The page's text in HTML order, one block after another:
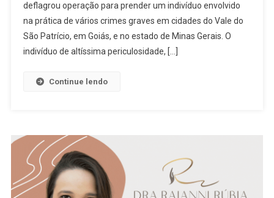
Sequestro
De
Filha
De
Ocorrido
Pela
Polícia
Civil
De
deflagrou operação para prender um indivíduo envolvido
na prática de vários crimes graves em cidades do Vale do
São Patrício, em Goiás, e no estado de Minas Gerais. O
indivíduo de altíssima periculosidade, […]
Continue lendo